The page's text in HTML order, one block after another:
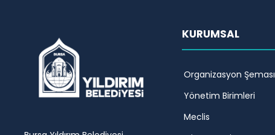
KURUMSAL
Organizasyon Şeması
Yönetim Birimleri
Meclis